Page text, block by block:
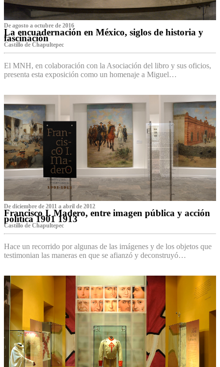
De agosto a octubre de 2016
La encuadernación en México, siglos de historia y
fascinación
Castillo de Chapultepec
El MNH, en colaboración con la Asociación del libro y sus oficios,
presenta esta exposición como un homenaje a Miguel…
De diciembre de 2011 a abril de 2012
Francisco I. Madero, entre imagen pública y acción
política 1901 1913
Castillo de Chapultepec
Hace un recorrido por algunas de las imágenes y de los objetos que
testimonian las maneras en que se afianzó y deconstruyó…